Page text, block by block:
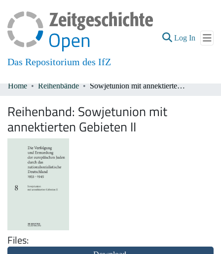
Das Repositorium des IfZ
Log In (current)
All of DSpace
Home Reihenbände Sowjetunion mit annektierten Gebieten II
Reihenband: Sowjetunion mit
annektierten Gebieten II
Files